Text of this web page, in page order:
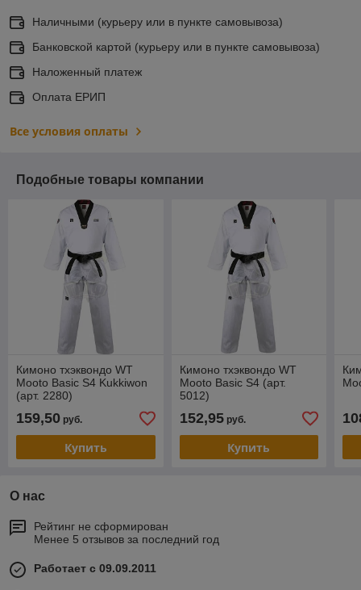
Наличными (курьеру или в пункте самовывоза)
Банковской картой (курьеру или в пункте самовывоза)
Наложенный платеж
Оплата ЕРИП
Все условия оплаты
Подобные товары компании
Кимоно тхэквондо WT
Mooto Basic S4 Kukkiwon
(арт. 2280)
159,50 руб.
Купить
Кимоно тхэквондо WT
Mooto Basic S4 (арт.
5012)
152,95руб.
Купить
О нас
Рейтинг не сформирован
Менее 5 отзывов за последний год
Работает с 09.09.2011